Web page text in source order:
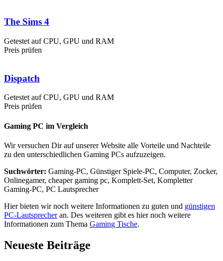
The Sims 4
Getestet auf CPU, GPU und RAM
Preis prüfen
Dispatch
Getestet auf CPU, GPU und RAM
Preis prüfen
Gaming PC im Vergleich
Wir versuchen Dir auf unserer Website alle Vorteile und Nachteile
zu den unterschiedlichen Gaming PCs aufzuzeigen.
Suchwörter: Gaming-PC, Günstiger Spiele-PC, Computer, Zocker,
Onlinegamer, cheaper gaming pc, Komplett-Set, Kompletter
Gaming-PC, PC Lautsprecher
Hier bieten wir noch weitere Informationen zu guten und günstigen
PC-Lautsprecheran. Des weiteren gibt es hier noch weitere
Informationen zum Thema Gaming Tische.
Neueste Beiträge